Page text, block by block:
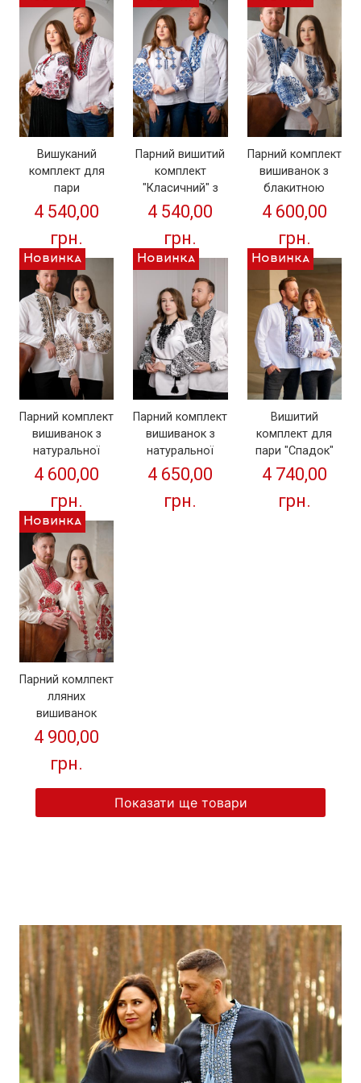
Вишуканий
комплект для
пари
"Класичний" з
натуральної
тканини
червоно-чорний
4 540,00
грн.
Парний вишитий
комплект
"Класичний" з
натуральної
тканини синього
кольору
4 540,00
грн.
Парний комплект
вишиванок з
блакитною
вишивкою
"Родина" від ТМ
КАЛИНА
4 600,00
грн.
Новинка
Парний комплект
вишиванок з
натуральної
тканини
"Родина"
4 600,00
грн.
Новинка
Парний комплект
вишиванок з
натуральної
тканини "
Сокальський "
4 650,00
грн.
Новинка
Вишитий
комплект для
пари "Спадок"
4 740,00
грн.
Новинка
Парний комлпект
лляних
вишиванок
"Оберіг" від ТМ
КАЛИНА
4 900,00
грн.
Показати ще товари